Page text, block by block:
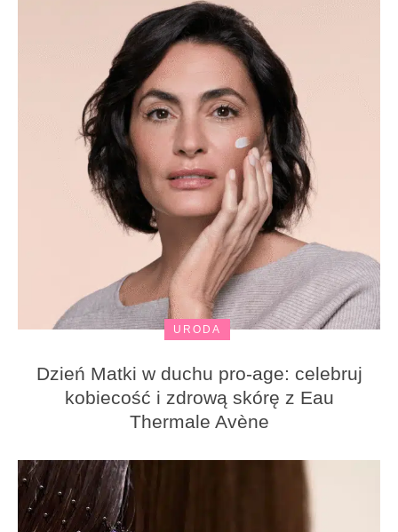
URODA
Dzień Matki w duchu pro-age: celebruj
kobiecość i zdrową skórę z Eau
Thermale Avène